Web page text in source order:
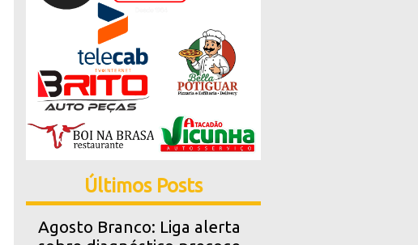
Últimos Posts
Agosto Branco: Liga alerta